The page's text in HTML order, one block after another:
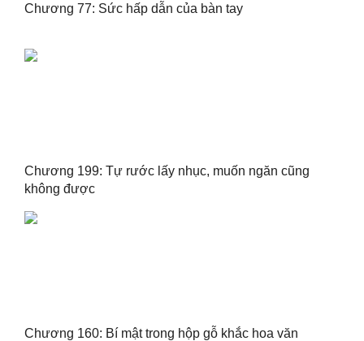
Chương 77: Sức hấp dẫn của bàn tay
Chương 199: Tự rước lấy nhục, muốn ngăn cũng
không được
Chương 160: Bí mật trong hộp gỗ khắc hoa văn